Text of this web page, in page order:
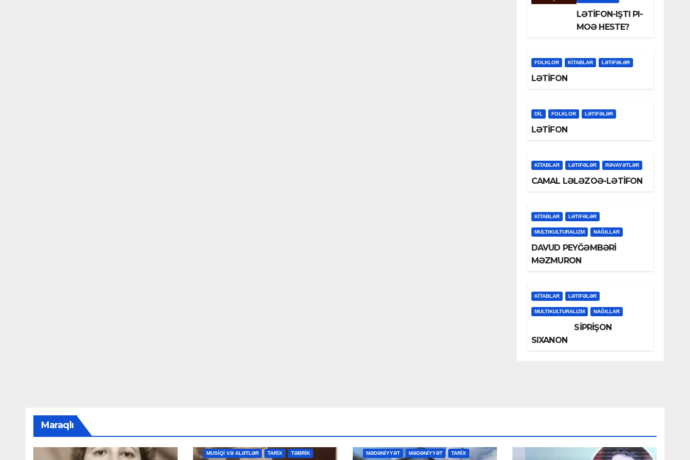
LƏTİFON-IŞTI PI-
MOƏ HESTE?
FOLKLOR KİTABLAR LƏTIFƏLƏR
LƏTİFON
DİL FOLKLOR LƏTIFƏLƏR
LƏTİFON
KİTABLAR LƏTIFƏLƏR RƏVAYƏTLƏR
CAMAL LƏLƏZOƏ-LƏTİFON
KİTABLAR LƏTIFƏLƏR
MULTIKULTURALIZM NAĞILLAR
DAVUD PEYĞƏMBƏRİ
MƏZMURON
KİTABLAR LƏTIFƏLƏR
MULTIKULTURALIZM NAĞILLAR
SİPRİŞON
SIXANON
Maraqlı
MAHNILAR MƏDƏNİYYƏT MƏDƏNİYYƏT
MUSİQİ VƏ ALƏTLƏR TARİX TƏBRİK MƏDƏNİYYƏT MƏDƏNİYYƏT TARİX